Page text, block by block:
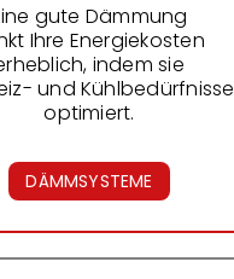
gute Dämmung
Ihre Energiekosten
indem sie
und Kühlbedürfnisse
optimiert.
DÄMMSYSTEME